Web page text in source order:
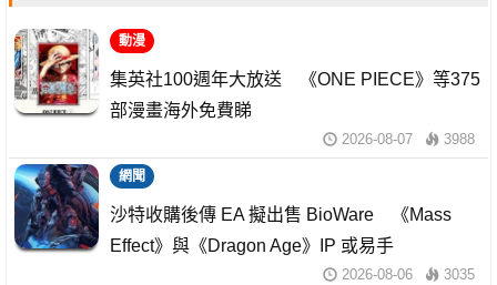
動漫
集英社100週年大放送 《ONE PIECE》等375
部漫畫海外免費睇
2026-08-07 3988
網聞
沙特收購後傳 EA 擬出售 BioWare 《Mass
Effect》與《Dragon Age》IP 或易手
2026-08-06 3035